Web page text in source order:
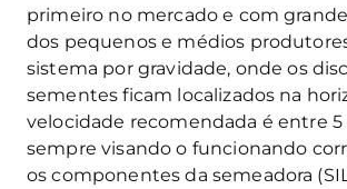
primeiro no mercado e com
dos pequenos e médios
sistema por gravidade, onde os
sementes ficam localizados na
velocidade recomendada é entre 5
sempre visando o funcionando
os componentes da semeadora